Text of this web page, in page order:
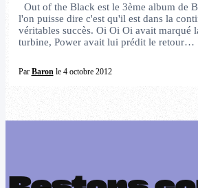
Out of the Black est le 3ème album de
l'on puisse dire c'est qu'il est dans la
véritables succès. Oi Oi Oi avait marqué
turbine, Power avait lui prédit le retour…
Par Baronle 4 octobre 2012